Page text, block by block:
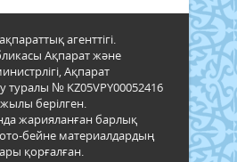
агенттігі.
Ақпарат және
Ақпарат
туралы № KZ05VPY00052416
жылы берілген.
жарияланған барлық
бейне материалдардың
қорғалған.